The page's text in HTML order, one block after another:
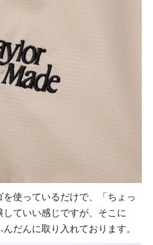
を使っているだけで、「ちょっ
ていい感じですが、そこに
だんに取り入れております。